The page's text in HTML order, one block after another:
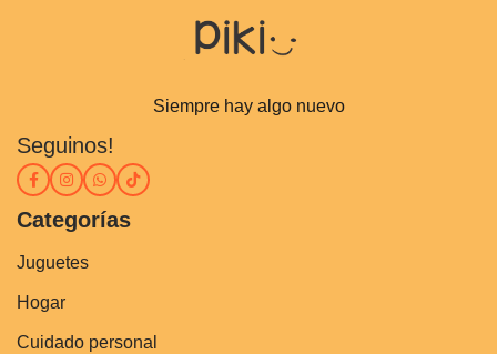
Siempre hay algo nuevo
Seguinos!
Categorías
Juguetes
Hogar
Cuidado personal